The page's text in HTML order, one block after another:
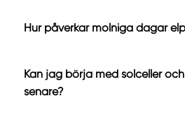
Hur påverkar molniga dagar
Kan jag börja med solceller
senare?